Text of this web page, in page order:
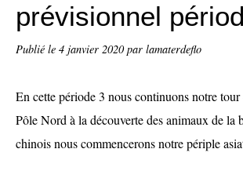
prévisionnel
Publié le 4 janvier 2020par lamaterdeflo
En cette période 3 nous continuons notre
Pôle Nord à la découverte des animaux de la
chinois nous commencerons notre périple